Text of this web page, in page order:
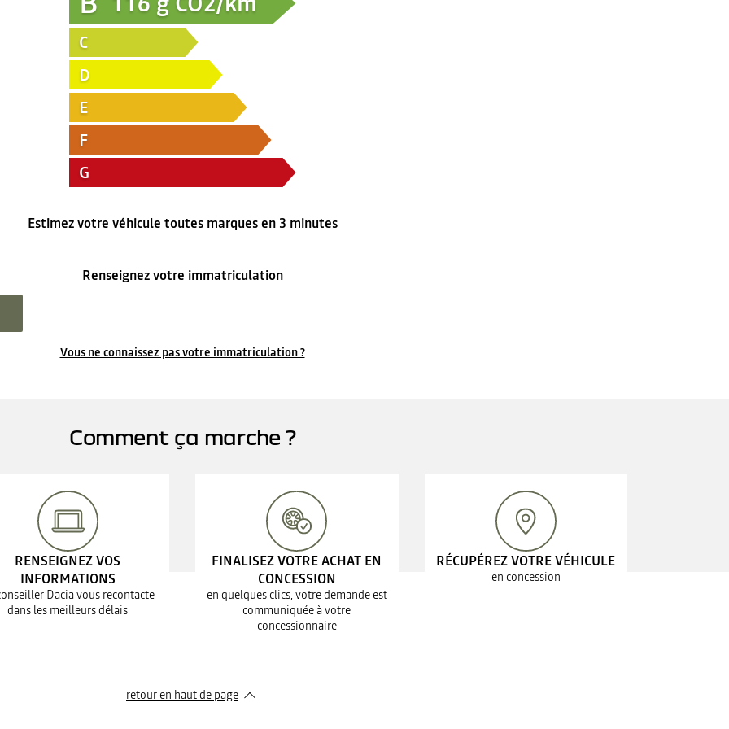
C
D
E
F
G
Estimez votre véhicule toutes marques en 3 minutes
Renseignez votre immatriculation
Vous ne connaissez pas votre immatriculation ?
Comment ça marche ?
RENSEIGNEZ VOS
INFORMATIONS
Dacia vous recontacte
dans les meilleurs délais
FINALISEZ VOTRE ACHAT EN
CONCESSION
en quelques clics, votre demande est
communiquée à votre
concessionnaire
RÉCUPÉREZ VOTRE VÉHICULE
en concession
retour en haut de page​